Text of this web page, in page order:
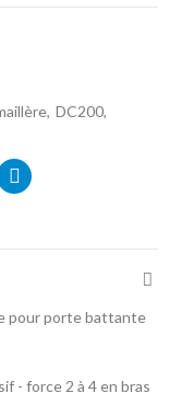
DC200
pour porte battante
- force 2 à 4 en bras